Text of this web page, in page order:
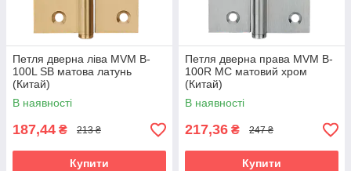
Петля дверна ліва MVM B-
100L SB матова латунь
(Китай)
В наявності
187,44 ₴ 213 ₴
Купити
Петля дверна права MVM B-
100R MC матовий хром
(Китай)
В наявності
217,36 ₴ 247 ₴
Купити